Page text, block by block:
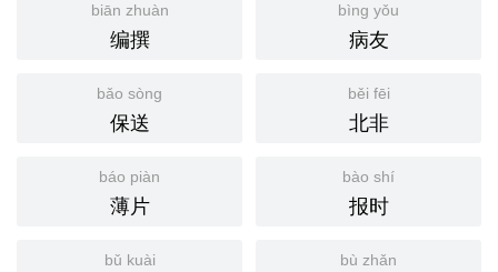
biān zhuàn
编撰
bìng yǒu
病友
bǎo sòng
保送
běi fēi
北非
báo piàn
薄片
bào shí
报时
bǔ kuài bù zhǎn